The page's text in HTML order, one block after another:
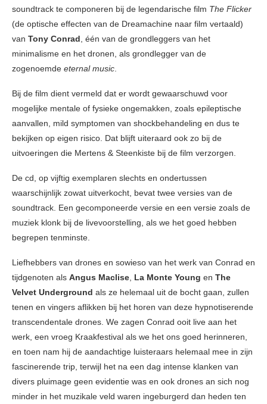
soundtrack te componeren bij de legendarische film The Flicker
(de optische effecten van de Dreamachine naar film vertaald)
van Tony Conrad, één van de grondleggers van het
minimalisme en het dronen, als grondlegger van de
zogenoemde eternal music.
Bij de film dient vermeld dat er wordt gewaarschuwd voor
mogelijke mentale of fysieke ongemakken, zoals epileptische
aanvallen, mild symptomen van shockbehandeling en dus te
bekijken op eigen risico. Dat blijft uiteraard ook zo bij de
uitvoeringen die Mertens & Steenkiste bij de film verzorgen.
De cd, op vijftig exemplaren slechts en ondertussen
waarschijnlijk zowat uitverkocht, bevat twee versies van de
soundtrack. Een gecomponeerde versie en een versie zoals de
muziek klonk bij de livevoorstelling, als we het goed hebben
begrepen tenminste.
Liefhebbers van drones en sowieso van het werk van Conrad en
tijdgenoten als Angus Maclise, La Monte Young en The
Velvet Underground als ze helemaal uit de bocht gaan, zullen
tenen en vingers aflikken bij het horen van deze hypnotiserende
transcendentale drones. We zagen Conrad ooit live aan het
werk, een vroeg Kraakfestival als we het ons goed herinneren,
en toen nam hij de aandachtige luisteraars helemaal mee in zijn
fascinerende trip, terwijl het na een dag intense klanken van
divers pluimage geen evidentie was en ook drones an sich nog
minder in het muzikale veld waren ingeburgerd dan heden ten